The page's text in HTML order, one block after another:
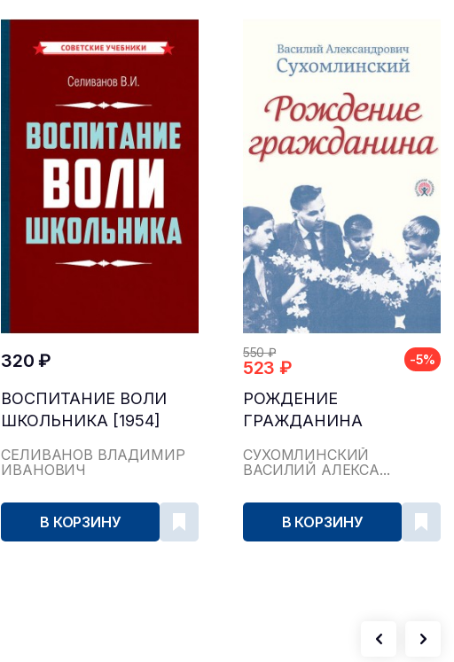
320 ₽
ВОСПИТАНИЕ ВОЛИ
ШКОЛЬНИКА [1954]
СЕЛИВАНОВ ВЛАДИМИР
ИВАНОВИЧ
В КОРЗИНУ
550 ₽
523 ₽ -5%
РОЖДЕНИЕ
ГРАЖДАНИНА
СУХОМЛИНСКИЙ
ВАСИЛИЙ АЛЕКСА...
В КОРЗИНУ